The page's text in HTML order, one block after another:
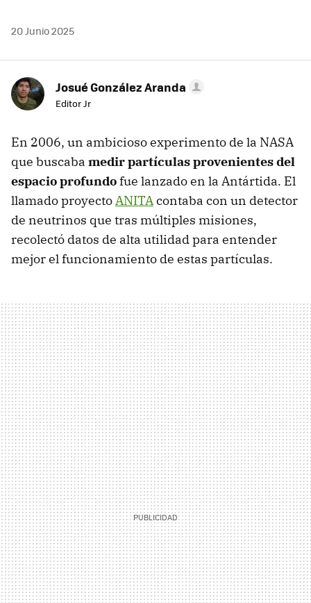
20 Junio 2025
Josué González Aranda
Editor Jr
En 2006, un ambicioso experimento de la NASA
que buscaba medir partículas provenientes del
espacio profundofue lanzado en la Antártida. El
llamado proyectoANITAcontaba con un detector
de neutrinos que tras múltiples misiones,
recolectó datos de alta utilidad para entender
mejor el funcionamiento de estas partículas.